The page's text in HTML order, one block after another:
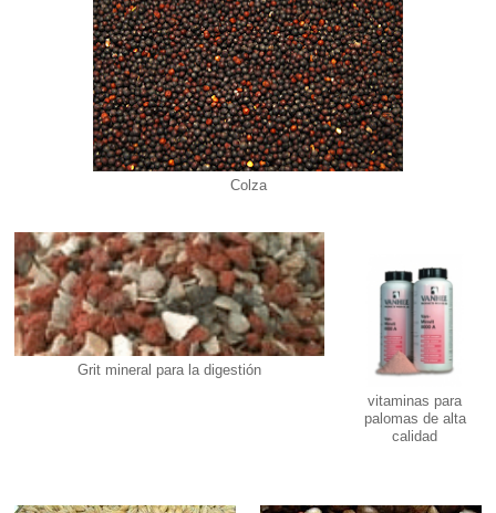
Colza
Grit mineral para la digestión
vitaminas para
palomas de alta
calidad